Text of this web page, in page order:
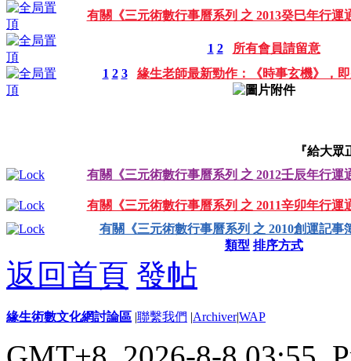
有關《三元術數行事曆系列 之 2013癸巳年行運
1 2
所有會員請留意
1 2 3 緣生老師最新勁作：《時事玄機》，
『給大
有關《三元術數行事曆系列 之 2012壬辰年行運
有關《三元術數行事曆系列 之 2011辛卯年行運
有關《三元術數行事曆系列 之 2010創運記事
類型 排序方式
返回首頁 發帖
緣生術數文化網討論區 |聯繫我們 |Archiver|WAP